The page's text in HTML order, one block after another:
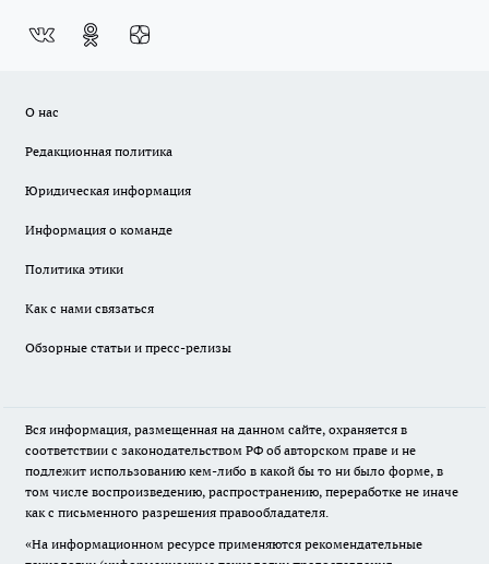
О нас
Редакционная политика
Юридическая информация
Информация о команде
Политика этики
Как с нами связаться
Обзорные статьи и пресс-релизы
Вся информация, размещенная на данном сайте, охраняется в
соответствии с законодательством РФ об авторском праве и не
подлежит использованию кем-либо в какой бы то ни было форме, в
том числе воспроизведению, распространению, переработке не иначе
как с письменного разрешения правообладателя.
«На информационном ресурсе применяются рекомендательные